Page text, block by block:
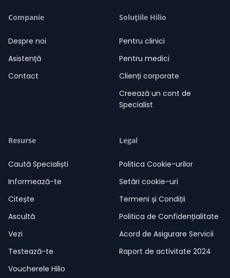
Companie
Despre noi
Asistență
Contact
Soluțiile Hilio
Pentru clinici
Pentru medici
Clienți corporate
Creează un cont de
Specialist
Resurse
Caută Specialiști
Informează-te
Citește
Ascultă
Vezi
Testează-te
Voucherele Hilio
Legal
Politica Cookie-urilor
Setări cookie-uri
Termeni și Condiții
Politica de Confidențialitate
Acord de Asigurare Servicii
Raport de activitate 2024